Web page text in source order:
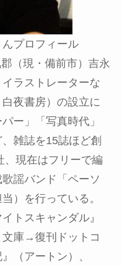
プロフィール
（現・備前市）吉永
ラストレーターな
夜書房）の設立に
ー」「写真時代」
雑誌を15誌ほど創
、現在はフリーで編
謡バンド「ペーソ
）を行っている。
トスキャンダル』
庫→復刊ドットコ
（アートン）、